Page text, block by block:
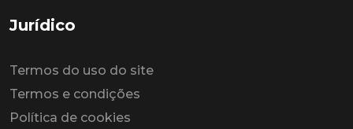
Jurídico
Termos do uso do site
Termos e condições
Política de cookies